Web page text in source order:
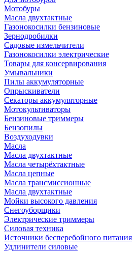
Мотобуры
Масла двухтактные
Газонокосилки бензиновые
Зернодробилки
Садовые измельчители
Газонокосилки электрические
Товары для консервирования
Умывальники
Пилы аккумуляторные
Опрыскиватели
Секаторы аккумуляторные
Мотокультиваторы
Бензиновые триммеры
Бензопилы
Воздуходувки
Масла
Масла двухтактные
Масла четырёхтактные
Масла цепные
Масла трансмиссионные
Масла двухтактные
Мойки высокого давления
Снегоуборщики
Электрические триммеры
Силовая техника
Источники бесперебойного питания
Удлинители силовые